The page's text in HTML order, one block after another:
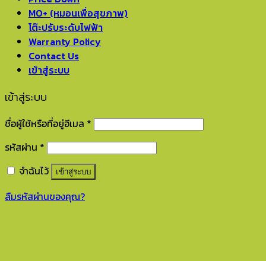
MO+ (หมอนเพื่อสุขภาพ)
โต๊ะปรับระดับไฟฟ้า
Warranty Policy
Contact Us
เข้าสู่ระบบ
เข้าสู่ระบบ
ชื่อผู้ใช้หรือที่อยู่อีเมล *
รหัสผ่าน *
จำฉันไว้
เข้าสู่ระบบ
ลืมรหัสผ่านของคุณ?